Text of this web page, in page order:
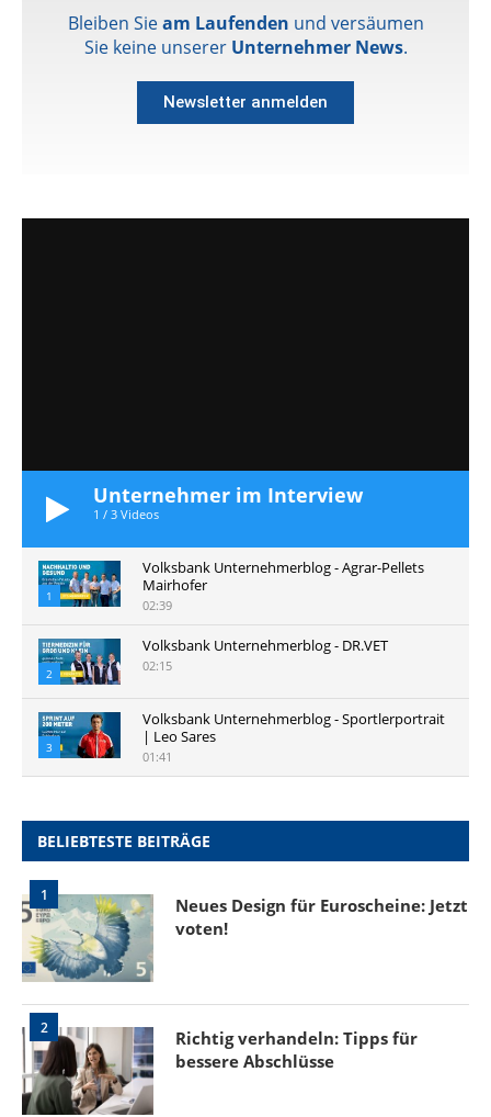
Bleiben Sieam Laufenden und versäumen
Sie keine unserer Unternehmer News.
Newsletter anmelden
Unternehmer im Interview
1 / 3 Videos
1
Volksbank Unternehmerblog - Agrar-Pellets
Mairhofer
02:39
2
Volksbank Unternehmerblog - DR.VET
02:15
3
Volksbank Unternehmerblog - Sportlerportrait
| Leo Sares
01:41
BELIEBTESTE BEITRÄGE
1
Neues Design für Euroscheine: Jetzt
voten!
2
Richtig verhandeln: Tipps für
bessere Abschlüsse